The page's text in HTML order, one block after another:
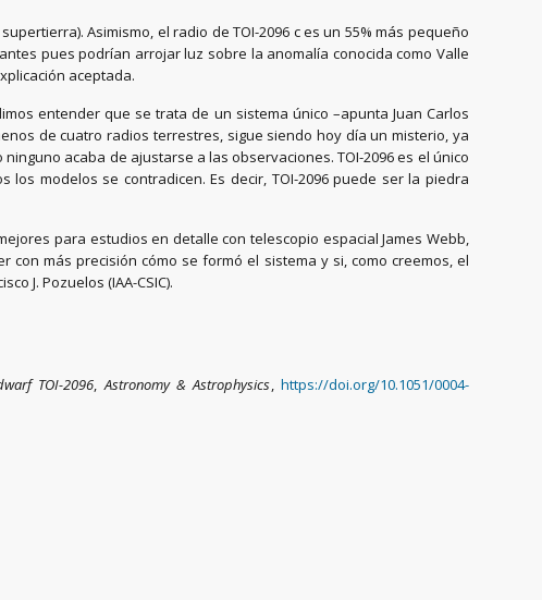
Asimismo, el radio de TOI-2096 c es un 55% más pequeño
pues podrían arrojar luz sobre la anomalía conocida como Valle
aceptada.
entender que se trata de un sistema único –apunta Juan Carlos
de cuatro radios terrestres, sigue siendo hoy día un misterio, ya
acaba de ajustarse a las observaciones. TOI-2096 es el único
modelos se contradicen. Es decir, TOI-2096 puede ser la piedra
para estudios en detalle con telescopio espacial James Webb,
más precisión cómo se formó el sistema y si, como creemos, el
J. Pozuelos (IAA-CSIC).
TOI-2096,Astronomy & Astrophysics, https://doi.org/10.1051/0004-